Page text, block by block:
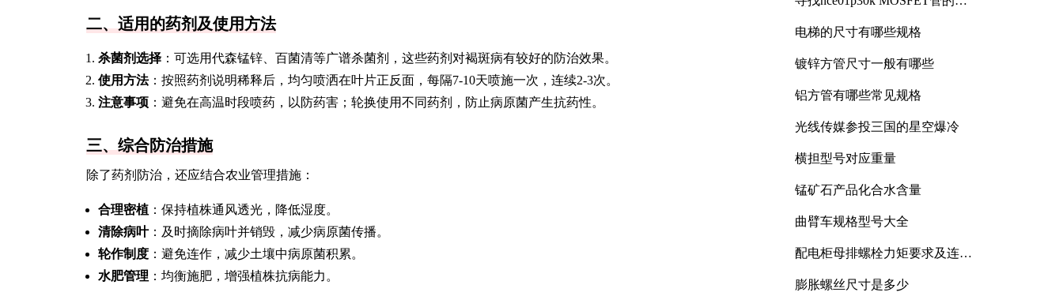
二、适用的药剂及使用方法
杀菌剂选择 ：可选用代森锰锌、百菌清等广谱杀菌剂，这些药剂对褐斑病有较好的防治效果。
使用方法：按照药剂说明稀释后，均匀喷洒在叶片正反面，每隔7-10天喷施一次，连续2-3次。
注意事项 ：避免在高温时段喷药，以防药害；轮换使用不同药剂，防止病原菌产生抗药性。
三、综合防治措施
除了药剂防治，还应结合农业管理措施：
合理密植 ：保持植株通风透光，降低湿度。
清除病叶：及时摘除病叶并销毁，减少病原菌传播。
轮作制度 ：避免连作，减少土壤中病原菌积累。
水肥管理 ：均衡施肥，增强植株抗病能力。
电梯的尺寸有哪些规格
镀锌方管尺寸一般有哪些
铝方管有哪些常见规格
光线传媒参投三国的星空爆冷
横担型号对应重量
锰矿石产品化合水含量
曲臂车规格型号大全
配电柜母排螺栓力矩要求及连接
膨胀螺丝尺寸是多少